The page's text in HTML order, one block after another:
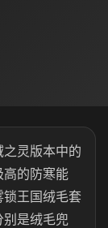
灵版本中的
高的防寒能
王国绒毛套
别是绒毛兜